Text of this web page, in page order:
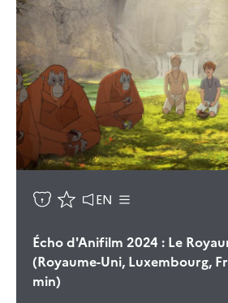
EN
Écho d'Anifilm 2024 : Le
(Royaume-Uni, Luxembourg,
min)